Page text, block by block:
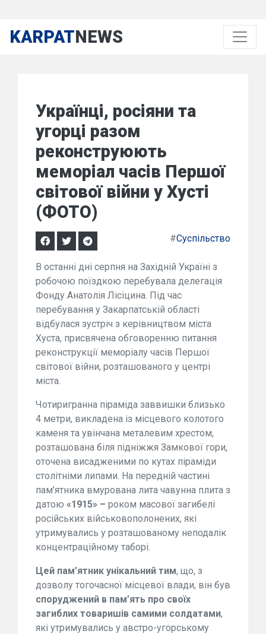
KARPATNEWS
Українці, росіяни та
угорці разом
реконструюють
меморіал часів Першої
світової війни у Хусті
(ФОТО)
#Суспільство
В останні дні серпня на Західній Україні з
робочою поїздкою перебувала делегація
Фонду Анатолія Лісіцина. Під час
перебування у Закарпатській області
відбулася зустріч з керівництвом міста
Хуста, присвячена обговоренню питання
реконструкції меморіалу часів Першої
світової війни, розташованого у центрі
міста.
Чотиригранна піраміда заввишки близько
4 метри, викладена із місцевого колотого
каменя та увінчана металевим хрестом,
розташована біля підніжжя Замкової гори,
оточена висадженими по кутах піраміди
столітніми липами. На передній частині
пам’ятника вмурована лита чавунна плита з
датою «1915» – роком масової загибелі
російських військовополонених, які
утримувались у розташованому неподалік
концентраційному таборі.
Цей пам’ятник унікальний тим, що, з
дозволу тогочасної місцевої влади, він був
споруджений в пам’ять про своїх
загиблих товаришів самими солдатами,
які утримувались у австро-угорському